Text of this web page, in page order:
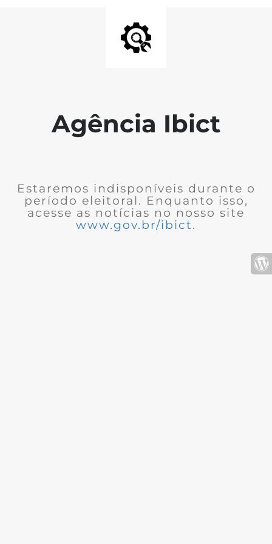
Agência Ibict
Estaremos indisponíveis durante o
período eleitoral. Enquanto isso,
acesse as notícias no nosso site
www.gov.br/ibict.